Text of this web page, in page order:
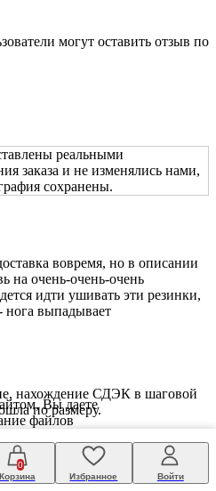
могут оставить отзыв по
реальными
заказа и не изменялись нами,
сохранены.
вовремя, но в описании
на очень-очень-очень
идти ушивать эти резинки,
нога выпадывает
нахождение СДЭК в шаговой
по размеру.
0
Корзина
Избранное Войти
Вы даете
файлов